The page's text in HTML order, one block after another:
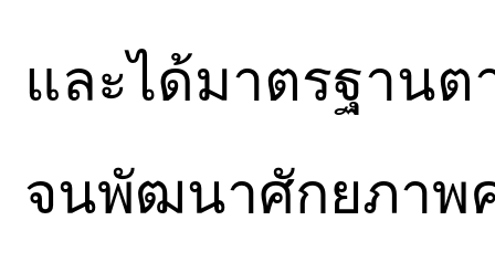
และได้มาตรฐาน
จนพัฒนาศักยภาพ